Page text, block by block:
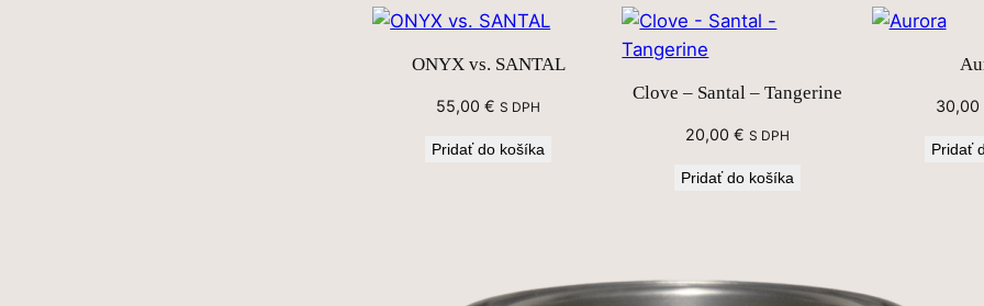
ONYX vs. SANTAL
55,00€ S DPH
Pridať do košíka
Clove – Santal – Tangerine
20,00€ S DPH
Pridať do košíka
30,00
Pridať